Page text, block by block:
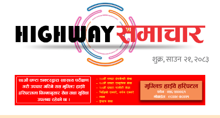
शुक्र, साउन २१, २०८३
गृहपृष्ठ
ताजा
समाचार
प्रदेश